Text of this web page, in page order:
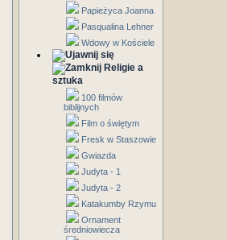
Papieżyca Joanna
Pasqualina Lehner
Wdowy w Kościele
Religie a
sztuka
100 filmów
biblijnych
Film o świętym
Fresk w Staszowie
Gwiazda
Judyta - 1
Judyta - 2
Katakumby Rzymu
Ornament
średniowiecza